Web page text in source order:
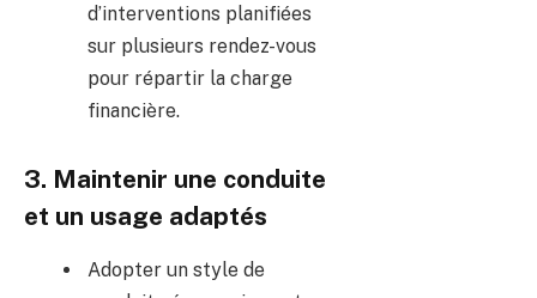
d’interventions planifiées
sur plusieurs rendez-vous
pour répartir la charge
financière.
3. Maintenir une conduite
et un usage adaptés
Adopter un style de